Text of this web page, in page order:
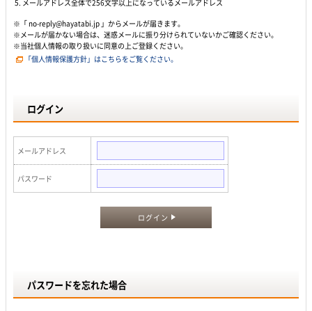
5. メールアドレス全体で256文字以上になっているメールアドレス
※「 no-reply@hayatabi.jp 」からメールが届きます。
※メールが届かない場合は、迷惑メールに振り分けられていないかご確認ください。
※当社個人情報の取り扱いに同意の上ご登録ください。
「個人情報保護方針」はこちらをご覧ください。
ログイン
メールアドレス
パスワード
ログイン
パスワードを忘れた場合